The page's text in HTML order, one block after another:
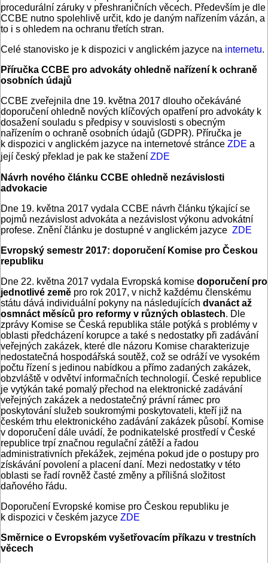
procedurální záruky v přeshraničních věcech. Především je dle
CCBE nutno spolehlivě určit, kdo je daným nařízením vázán, a
to i s ohledem na ochranu třetích stran.
Celé stanovisko je k dispozici v anglickém jazyce na internetu.
Příručka CCBE pro advokáty ohledně nařízení k ochraně
osobních údajů
CCBE zveřejnila dne 19. května 2017 dlouho očekáváné
doporučení ohledně nových klíčových opatření pro advokáty k
dosažení souladu s předpisy v souvislosti s obecným
nařízením o ochraně osobních údajů (GDPR). Příručka je
k dispozici v anglickém jazyce na internetové stránce ZDE a
její český překlad je pak ke stažení ZDE
Návrh nového článku CCBE ohledně nezávislosti
advokacie
Dne 19. května 2017 vydala CCBE návrh článku týkající se
pojmů nezávislost advokáta a nezávislost výkonu advokátní
profese. Znění článku je dostupné v anglickém jazyce ZDE
Evropský semestr 2017: doporučení Komise pro Českou
republiku
Dne 22. května 2017 vydala Evropská komise doporučení pro
jednotlivé země pro rok 2017, v nichž každému členskému
státu dává individuální pokyny na následujících dvanáct až
osmnáct měsíců pro reformy v různých oblastech. Dle
zprávy Komise se Česká republika stále potýká s problémy v
oblasti předcházení korupce a také s nedostatky při zadávání
veřejných zakázek, které dle názoru Komise charakterizuje
nedostatečná hospodářská soutěž, což se odráží ve vysokém
počtu řízení s jedinou nabídkou a přímo zadaných zakázek,
obzvláště v odvětví informačních technologií. České republice
je vytýkán také pomalý přechod na elektronické zadávání
veřejných zakázek a nedostatečný právní rámec pro
poskytování služeb soukromými poskytovateli, kteří již na
českém trhu elektronického zadávání zakázek působí. Komise
v doporučení dále uvádí, že podnikatelské prostředí v České
republice trpí značnou regulační zátěží a řadou
administrativních překážek, zejména pokud jde o postupy pro
získávání povolení a placení daní. Mezi nedostatky v této
oblasti se řadí rovněž časté změny a přílišná složitost
daňového řádu.
Doporučení Evropské komise pro Českou republiku je
k dispozici v českém jazyce ZDE
Směrnice o Evropském vyšetřovacím příkazu v trestních
věcech